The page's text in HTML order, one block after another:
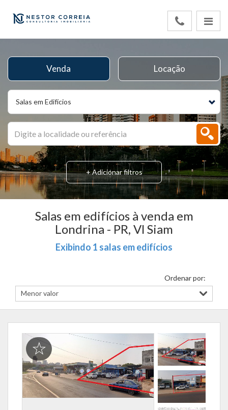
Salas em Edifícios
Venda Locação
+ Adicionar filtros
Salas em edifícios à venda em
Londrina - PR, Vl Siam
Exibindo 1 salas em edifícios
Ordenar por: